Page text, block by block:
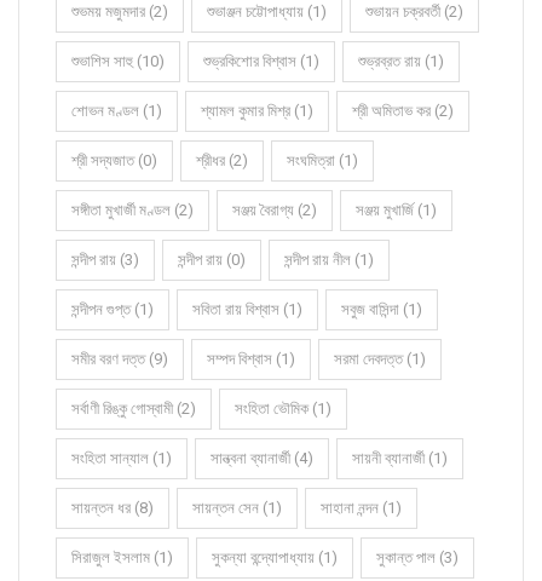
শুভময় মজুমদার (2) শুভাঞ্জন চট্টোপাধ্যায় (1) শুভায়ন চক্রবর্তী (2)
শুভাশিস সাহু (10) শুভ্রকিশোর বিশ্বাস (1) শুভ্রব্রত রায় (1)
শোভন মণ্ডল (1) শ্যামল কুমার মিশ্র (1) শ্রী অমিতাভ কর (2)
শ্রী সদ্যজাত (0) শ্রীধর (2) সংঘমিত্রা (1)
সঙ্গীতা মুখার্জী মণ্ডল (2) সঞ্জয় বৈরাগ্য (2) সঞ্জয় মুখার্জি (1)
সন্দীপ রায় (3) সন্দীপ রায় (0) সন্দীপ রায় নীল (1)
সন্দীপন গুপ্ত (1) সবিতা রায় বিশ্বাস (1) সবুজ বাসিন্দা (1)
সমীর বরণ দত্ত (9) সম্পদ বিশ্বাস (1) সরমা দেবদত্ত (1)
সর্বাণী রিঙ্কু গোস্বামী (2) সংহিতা ভৌমিক (1)
সংহিতা সান্যাল (1) সান্ত্বনা ব্যানার্জী (4) সায়নী ব্যানার্জী (1)
সায়ন্তন ধর (8) সায়ন্তন সেন (1) সাহানা নন্দন (1)
সিরাজুল ইসলাম (1) সুকন্যা বন্দ্যোপাধ্যায় (1) সুকান্ত পাল (3)